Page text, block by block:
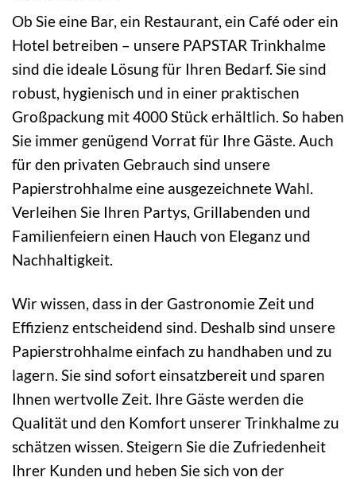
Ob Sie eine Bar, ein Restaurant, ein Café oder ein
Hotel betreiben – unsere PAPSTAR Trinkhalme
sind die ideale Lösung für Ihren Bedarf. Sie sind
robust, hygienisch und in einer praktischen
Großpackung mit 4000 Stück erhältlich. So haben
Sie immer genügend Vorrat für Ihre Gäste. Auch
für den privaten Gebrauch sind unsere
Papierstrohhalme eine ausgezeichnete Wahl.
Verleihen Sie Ihren Partys, Grillabenden und
Familienfeiern einen Hauch von Eleganz und
Nachhaltigkeit.
Wir wissen, dass in der Gastronomie Zeit und
Effizienz entscheidend sind. Deshalb sind unsere
Papierstrohhalme einfach zu handhaben und zu
lagern. Sie sind sofort einsatzbereit und sparen
Ihnen wertvolle Zeit. Ihre Gäste werden die
Qualität und den Komfort unserer Trinkhalme zu
schätzen wissen. Steigern Sie die Zufriedenheit
Ihrer Kunden und heben Sie sich von der